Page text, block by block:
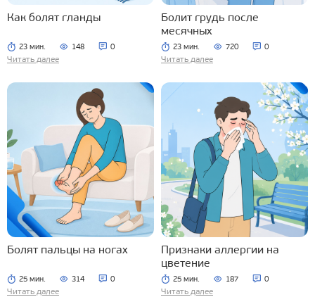
Как болят гланды
23 мин. 148 0
Читать далее
Болит грудь после
месячных
23 мин. 720 0
Читать далее
Болят пальцы на ногах
25 мин. 314 0
Читать далее
Признаки аллергии на
цветение
25 мин. 187 0
Читать далее